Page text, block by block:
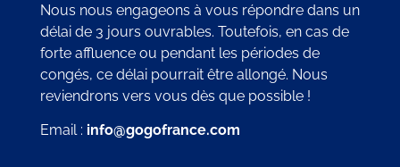
Nous nous engageons à vous répondre dans un
délai de 3 jours ouvrables. Toutefois, en cas de
forte affluence ou pendant les périodes de
congés, ce délai pourrait être allongé. Nous
reviendrons vers vous dès que possible !
Email : info@gogofrance.com